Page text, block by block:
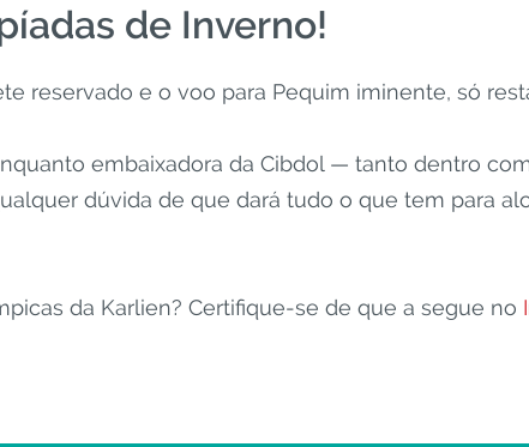
de Inverno!
reservado e o voo para Pequim iminente, só
embaixadora da Cibdol — tanto dentro
dúvida de que dará tudo o que tem para
da Karlien? Certifique-se de que a segue no